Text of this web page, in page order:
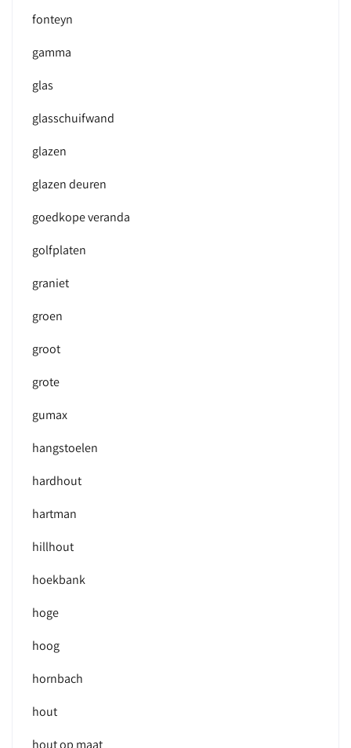
fonteyn
gamma
glas
glasschuifwand
glazen
glazen deuren
goedkope veranda
golfplaten
graniet
groen
groot
grote
gumax
hangstoelen
hardhout
hartman
hillhout
hoekbank
hoge
hoog
hornbach
hout
hout op maat